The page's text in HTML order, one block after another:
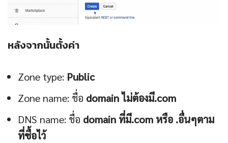
หลังจากนั้นตั้งค่า
Zone type: Public
Zone name: ชื่อ domain ไม่ต้องมี.com
DNS name: ชื่อ domain ที่มี.com หรือ .อื่นๆตาม
ที่ซื้อไว้